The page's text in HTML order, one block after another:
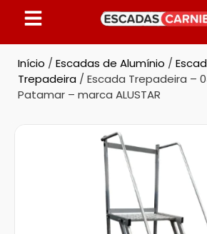
Início / Escadas de Alumínio /
Trepadeira / Escada Trepadeira –
Patamar – marca ALUSTAR